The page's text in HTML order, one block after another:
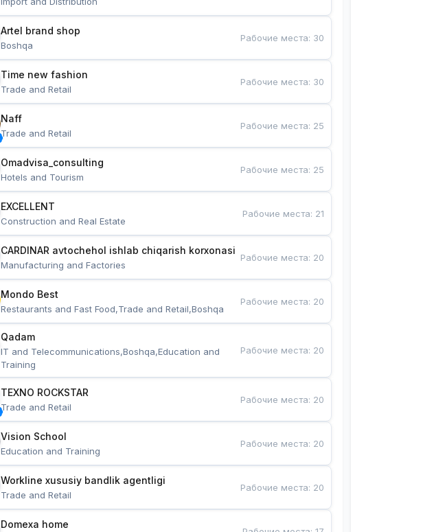
Artel brand shop
Boshqa
Рабочие места: 30
Time new fashion
Trade and Retail
Рабочие места: 30
Naff
Trade and Retail
Рабочие места: 25
Omadvisa_consulting
Hotels and Tourism
Рабочие места: 25
EXCELLENT
Construction and Real Estate
Рабочие места: 21
CARDINAR avtochehol ishlab chiqarish korxonasi
Manufacturing and Factories
Рабочие места: 20
Mondo Best
Restaurants and Fast Food,Trade and Retail,Boshqa
Рабочие места: 20
Qadam
IT and Telecommunications,Boshqa,Education and
Training
Рабочие места: 20
TEXNO ROCKSTAR
Trade and Retail
Рабочие места: 20
Vision School
Education and Training
Рабочие места: 20
Workline xususiy bandlik agentligi
Trade and Retail
Рабочие места: 20
Domexa home